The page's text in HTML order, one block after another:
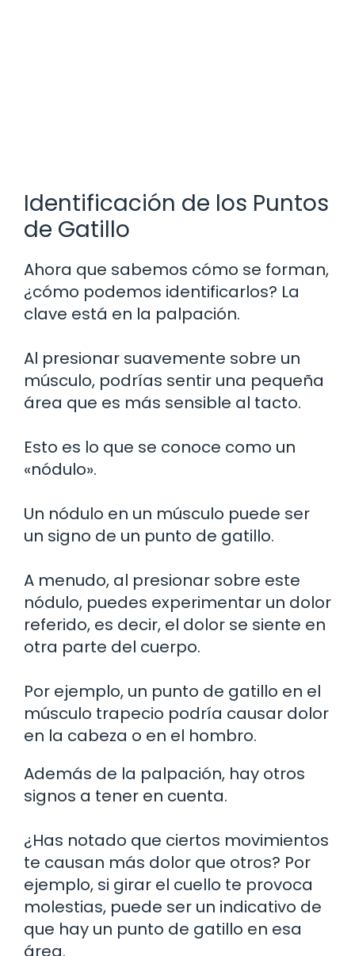
Identificación de los Puntos
de Gatillo
Ahora que sabemos cómo se forman,
¿cómo podemos identificarlos? La
clave está en la palpación.
Al presionar suavemente sobre un
músculo, podrías sentir una pequeña
área que es más sensible al tacto.
Esto es lo que se conoce como un
«nódulo».
Un nódulo en un músculo puede ser
un signo de un punto de gatillo.
A menudo, al presionar sobre este
nódulo, puedes experimentar un dolor
referido, es decir, el dolor se siente en
otra parte del cuerpo.
Por ejemplo, un punto de gatillo en el
músculo trapecio podría causar dolor
en la cabeza o en el hombro.
Además de la palpación, hay otros
signos a tener en cuenta.
¿Has notado que ciertos movimientos
te causan más dolor que otros? Por
ejemplo, si girar el cuello te provoca
molestias, puede ser un indicativo de
que hay un punto de gatillo en esa
área.